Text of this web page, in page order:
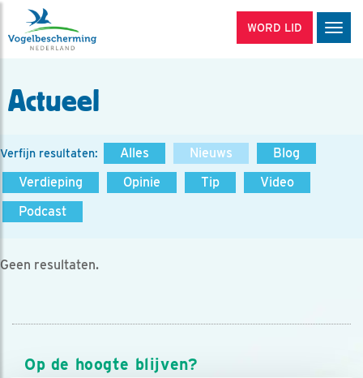
WORD LID
Actueel
Verfijn resultaten: Alles Nieuws
Blog
Verdieping
Opinie Tip
Video
Podcast
Geen resultaten.
Op de hoogte blijven?